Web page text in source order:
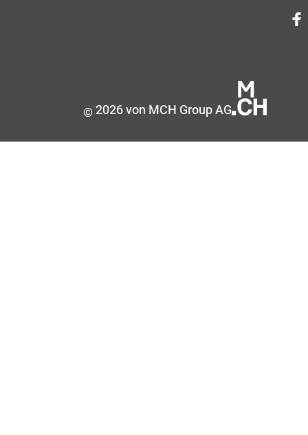
©2026 von MCH Group AG